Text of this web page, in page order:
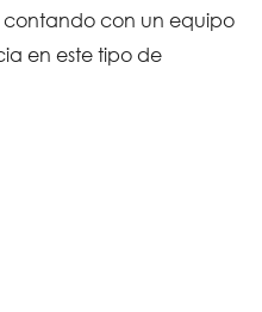
con un equipo
en este tipo de